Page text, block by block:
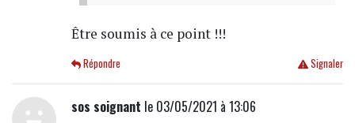
Être soumis à ce point !!!
Signaler
Répondre
sos soignant le 03/05/2021 à 13:06